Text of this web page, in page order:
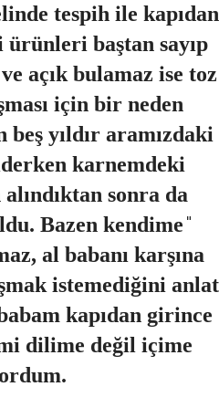
tespih ile kapıdan
baştan sayıp
açık bulamaz ise toz
için bir neden
beş yıldır aramızdaki
karnemdeki
sonra da
Bazen kendime
al babanı karşına
istemediğini anlat
kapıdan girince
dilime değil içime